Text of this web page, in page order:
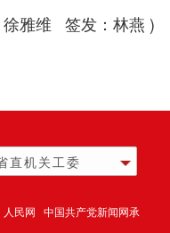
雅维 签发：林燕 )
直机关工委
民网 中国共产党新闻网承